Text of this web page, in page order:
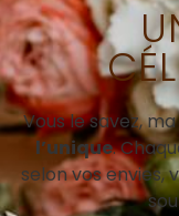
Vous le savez,
l’unique.
selon vos envies,